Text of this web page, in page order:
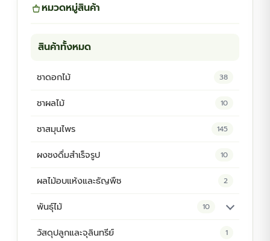
หมวดหมู่สินค้า
สินค้าทั้งหมด
ชาดอกไม้ 38
ชาผลไม้ 10
ชาสมุนไพร 145
ผงชงดื่มสำเร็จรูป 10
ผลไม้อบแห้งและธัญพืช 2
พันธุ์ไม้ 10
ต้นพันธุ์สมุนไพร 5
วัสดุปลูกและจุลินทรีย์ 1